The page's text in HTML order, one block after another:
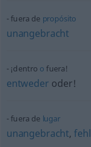
fuera de propósito
unangebracht
¡dentro o fuera!
entweder oder!
fuera de lugar
unangebracht,fehl